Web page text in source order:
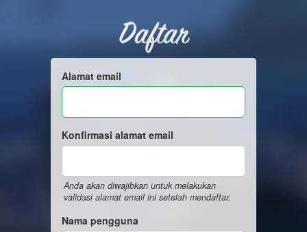
Daftar
Alamat email
Konfirmasi alamat email
Anda akan diwajibkan untuk melakukan
validasi alamat email ini setelah mendaftar.
Nama pengguna